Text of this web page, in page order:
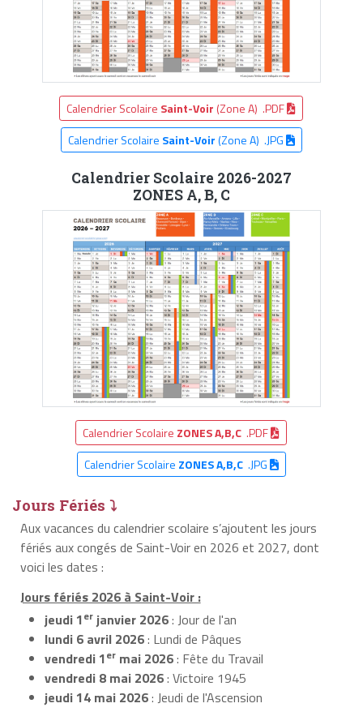
Calendrier Scolaire Saint-Voir (Zone A) .PDF
Calendrier Scolaire Saint-Voir(Zone A) .JPG
Calendrier Scolaire 2026-2027
ZONES A, B, C
Calendrier Scolaire ZONES A,B,C .PDF
Calendrier Scolaire ZONES A,B,C.JPG
Jours Fériés ⤵
Aux vacances du calendrier scolaire s’ajoutent les jours
fériés aux congés de Saint-Voir en 2026 et 2027, dont
voici les dates :
Jours fériés 2026 à Saint-Voir :
jeudi 1er janvier 2026: Jour de l'an
lundi 6 avril 2026: Lundi de Pâques
vendredi 1er mai 2026: Fête du Travail
vendredi 8 mai 2026: Victoire 1945
jeudi 14 mai 2026: Jeudi de l'Ascension